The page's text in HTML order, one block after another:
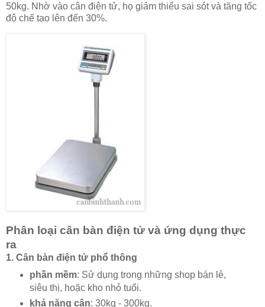
50kg. Nhờ vào cân điện tử, họ giảm thiểu sai sót và tăng tốc
độ chế tạo lên đến 30%.
Phân loại cân bàn điện tử và ứng dụng thực
ra
1. Cân bàn điện tử phổ thông
phần mềm: Sử dụng trong những shop bán lẻ,
siêu thị, hoặc kho nhỏ tuổi.
khả năng cân: 30kg - 300kg.